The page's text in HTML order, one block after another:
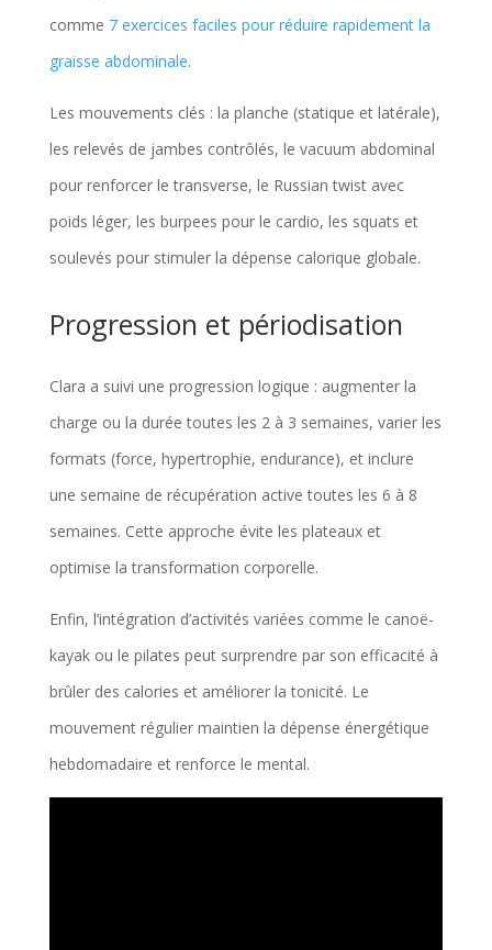
comme 7 exercices faciles pour réduire rapidement la
graisse abdominale.
Les mouvements clés : la planche (statique et latérale),
les relevés de jambes contrôlés, le vacuum abdominal
pour renforcer le transverse, le Russian twist avec
poids léger, les burpees pour le cardio, les squats et
soulevés pour stimuler la dépense calorique globale.
Progression et périodisation
Clara a suivi une progression logique : augmenter la
charge ou la durée toutes les 2 à 3 semaines, varier les
formats (force, hypertrophie, endurance), et inclure
une semaine de récupération active toutes les 6 à 8
semaines. Cette approche évite les plateaux et
optimise la transformation corporelle.
Enfin, l’intégration d’activités variées comme le canoë-
kayak ou le pilates peut surprendre par son efficacité à
brûler des calories et améliorer la tonicité. Le
mouvement régulier maintien la dépense énergétique
hebdomadaire et renforce le mental.